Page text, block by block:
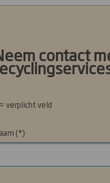
contact
verplicht veld